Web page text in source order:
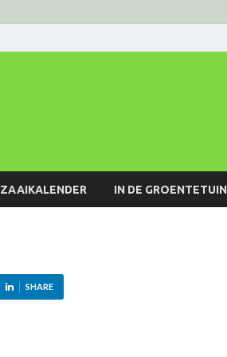
ZAAIKALENDER IN DE GROENTETUIN
SHARE